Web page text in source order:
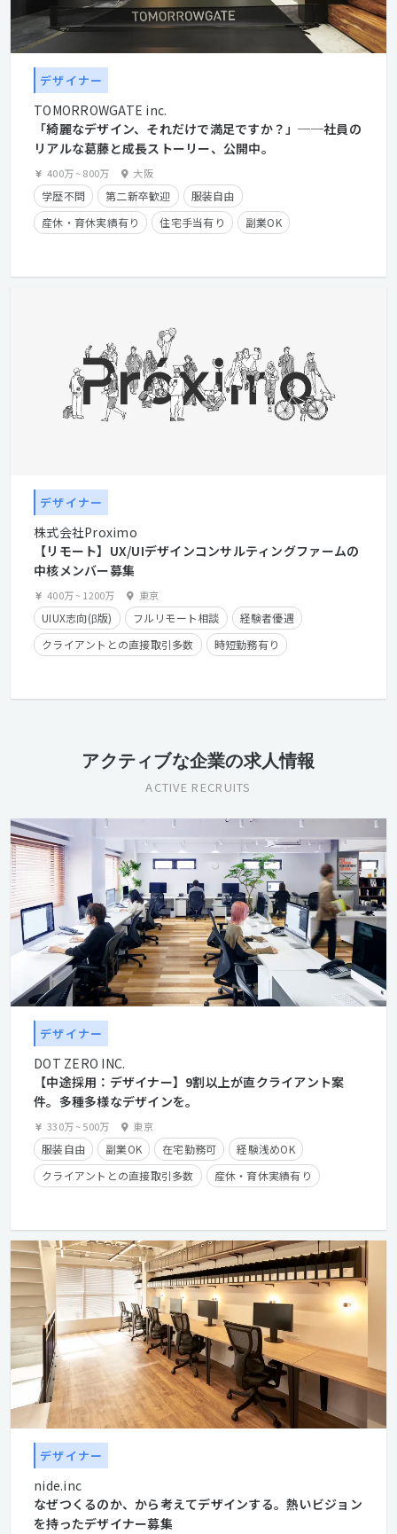
デザイナー
TOMORROWGATE inc.
「綺麗なデザイン、それだけで満足ですか？」──社員の
リアルな葛藤と成長ストーリー、公開中。
400万~800万 大阪
学歴不問 第二新卒歓迎
服装自由
産休・育休実績有り
住宅手当有り
副業OK
クライアントとの直接取引多数
デザイナー
株式会社Proximo
【リモート】UX/UIデザインコンサルティングファームの
中核メンバー募集
400万~1200万 東京
UIUX志向(β版) フルリモート相談
経験者優遇
クライアントとの直接取引多数
時短勤務有り
アクティブな企業の求人情報
ACTIVE RECRUITS
デザイナー
DOT ZERO INC.
【中途採用：デザイナー】9割以上が直クライアント案
件。多種多様なデザインを。
330万~500万 東京
服装自由 副業OK 在宅勤務可
経験浅めOK
クライアントとの直接取引多数
産休・育休実績有り
デザイナー
nide.inc
なぜつくるのか、から考えてデザインする。熱いビジョン
を持ったデザイナー募集